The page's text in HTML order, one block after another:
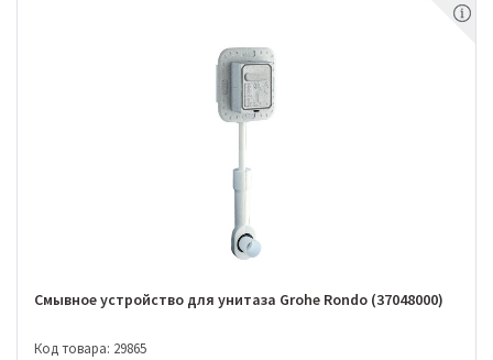
Смывное устройство для унитаза Grohe Rondo (37048000)
Код товара: 29865